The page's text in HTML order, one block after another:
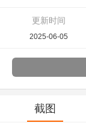
更新时间
2025-06-05
截图